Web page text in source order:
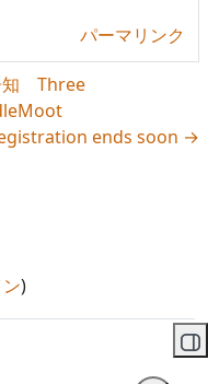
パーマリンク
知 Three
ends soon →
)